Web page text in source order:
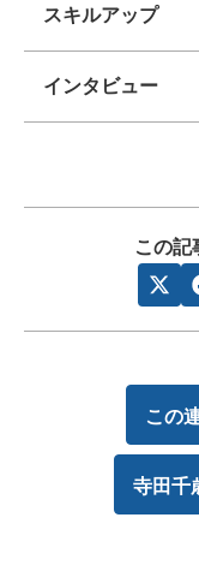
スキルアップ
インタビュー
この記
この
寺田千